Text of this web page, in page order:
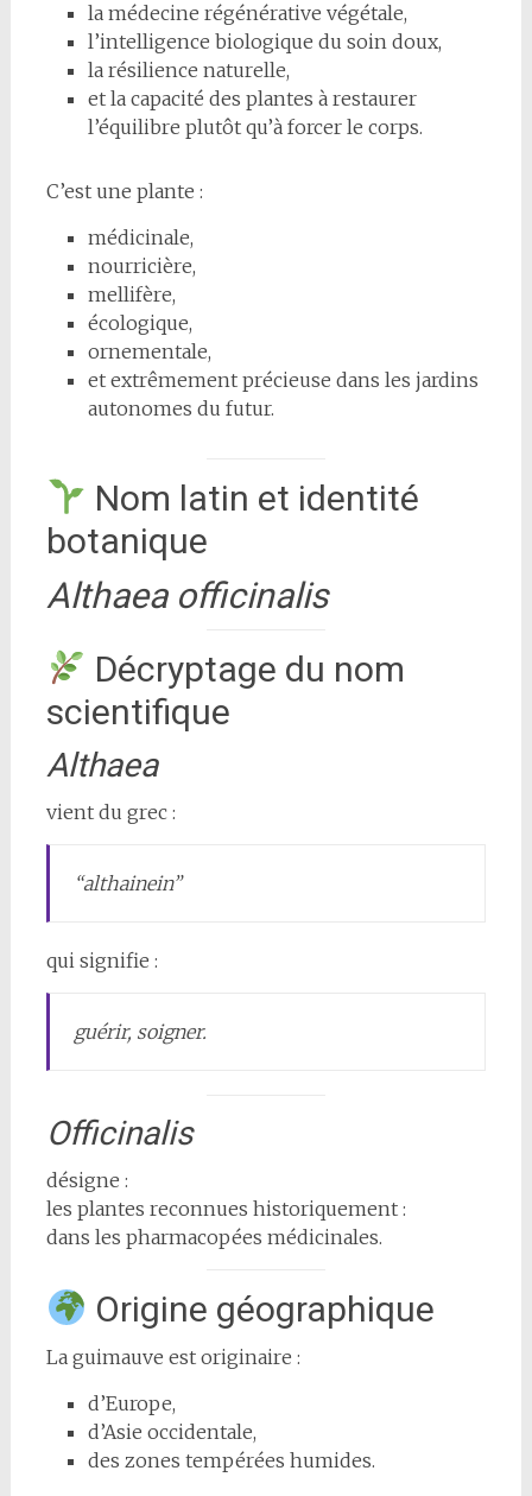
la médecine régénérative végétale,
l’intelligence biologique du soin doux,
la résilience naturelle,
et la capacité des plantes à restaurer
l’équilibre plutôt qu’à forcer le corps.
C’est une plante :
médicinale,
nourricière,
mellifère,
écologique,
ornementale,
et extrêmement précieuse dans les jardins
autonomes du futur.
Nom latin et identité
botanique
Althaea officinalis
Décryptage du nom
scientifique
Althaea
vient du grec :
“althainein”
qui signifie :
guérir, soigner.
Officinalis
désigne :
les plantes reconnues historiquement :
dans les pharmacopées médicinales.
Origine géographique
La guimauve est originaire :
d’Europe,
d’Asie occidentale,
des zones tempérées humides.